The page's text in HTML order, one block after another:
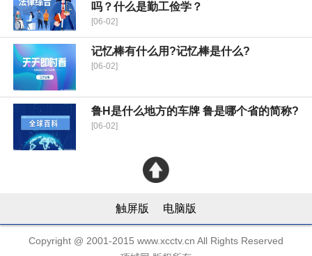
吗？什么是勤工俭学？
[06-02]
记忆棒有什么用?记忆棒是什么?
[06-02]
鲁H是什么地方的车牌 鲁是哪个省的简称?
[06-02]
触屏版 电脑版
Copyright @ 2001-2015 www.xcctv.cn All Rights Reserved